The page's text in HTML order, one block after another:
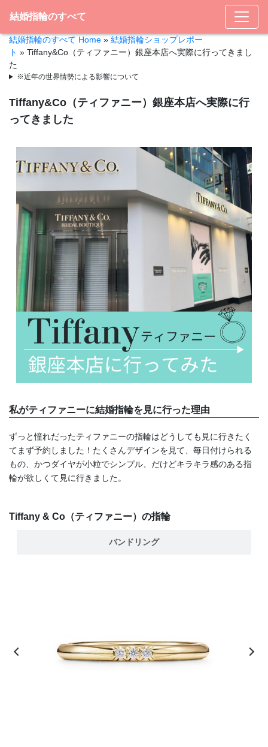
結婚指輪のすべて
結婚指輪のすべて Home » 結婚指輪ショップレポー
ト » Tiffany&Co（ティファニー）銀座本店へ実際に行ってきまし
た
※近年の世界情勢による影響について
Tiffany&Co（ティファニー）銀座本店へ実際に行
ってきました
私がティファニーに結婚指輪を見に行った理由
ずっと憧れだったティファニーの指輪はどうしても見に行きたく
てまず予約しました！たくさんデザインを見て、毎日付けられる
もの、かつダイヤが小粒でシンプル、だけどキラキラ感のある指
輪が欲しくて見に行きました。
Tiffany & Co（ティファニー）の指輪
バンドリング